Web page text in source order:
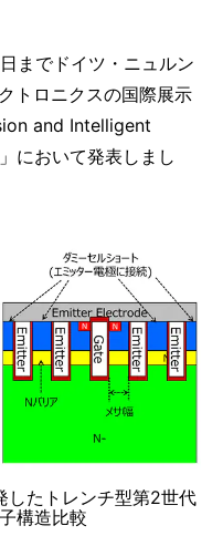
までドイツ・ニュルン
トロニクスの国際展示
and Intelligent
おいて発表しまし
したトレンチ型第2世代
構造比較